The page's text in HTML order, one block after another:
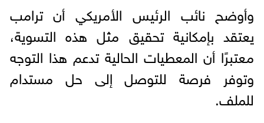
وأوضح نائب الرئيس الأمريكي أن ترامب
يعتقد بإمكانية تحقيق مثل هذه التسوية،
معتبرًا أن المعطيات الحالية تدعم هذا التوجه
وتوفر فرصة للتوصل إلى حل مستدام
للملف.